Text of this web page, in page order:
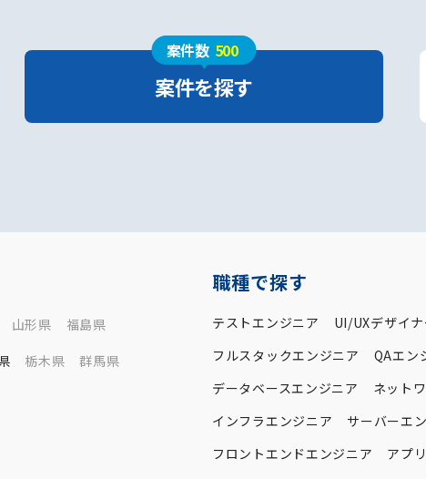
案件数 500
案件を探す
山形県
福島県
栃木県 群馬県
職種で探す
テストエンジニア UI/UXデザイナ
フルスタックエンジニア
QAエン
データベースエンジニア
ネット
インフラエンジニア
サーバーエ
フロントエンドエンジニア
アプ